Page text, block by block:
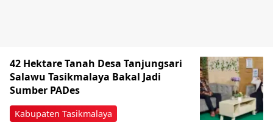
Kabupaten Tasikmalaya
42 Hektare Tanah Desa Tanjungsari
Salawu Tasikmalaya Bakal Jadi
Sumber PADes